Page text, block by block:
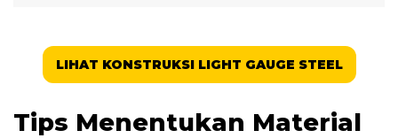
LIHAT KONSTRUKSI LIGHT GAUGE STEEL
Tips Menentukan Material